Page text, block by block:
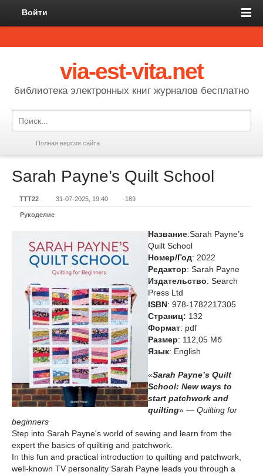
Войти
via-est-vita.net
библиотека электронных книг журналов бесплатно
Полная версия сайта
Sarah Payne’s Quilt School
TTT22 31-07-2025, 19:40 189
Рукоделие
Название:Sarah Payne’s
Quilt School
Номер/Год: 2022
Редактор: Sarah Payne
Издательство: Search
Press Ltd
ISBN: 978-1782217305
Cтраниц: 132
Формат: pdf
Размер: 112,05 Мб
Язык: English
«Sarah Payne’s Quilt
School: New ways to
start patchwork and
quilting» — Quilting for
beginners
Step into Sarah Payne's world of sewing and learn from the
expert the basics of quilting and patchwork.
In this fun and practical introduction to quilting and patchwork,
well-known TV personality Sarah Payne leads you through a